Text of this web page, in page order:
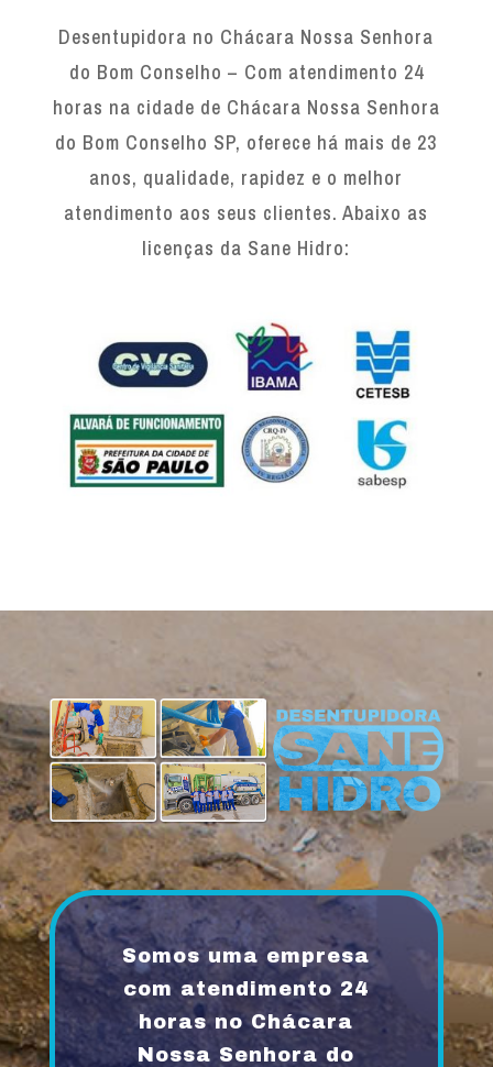
Desentupidora no Chácara Nossa Senhora
do Bom Conselho – Com atendimento 24
horas na cidade de Chácara Nossa Senhora
do Bom Conselho SP, oferece há mais de 23
anos, qualidade, rapidez e o melhor
atendimento aos seus clientes. Abaixo as
licenças da Sane Hidro:
Somos uma empresa
com atendimento 24
horas no Chácara
Nossa Senhora do